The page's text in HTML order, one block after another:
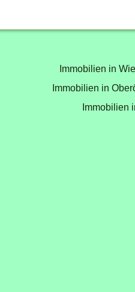
Immobilien in
Immobilien in
Immobilien